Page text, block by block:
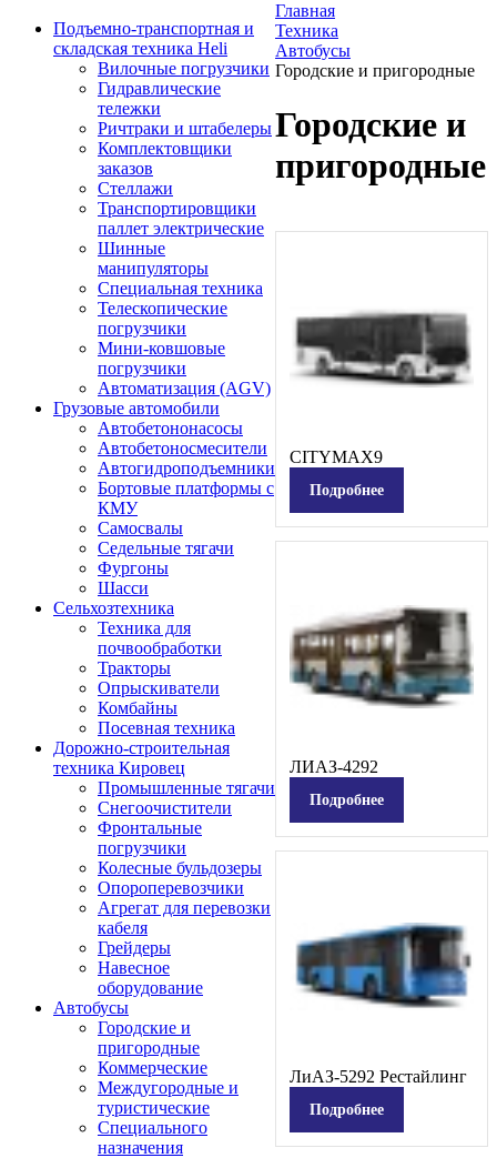
Подъемно-транспортная и
складская техника Heli
Вилочные погрузчики
Гидравлические
тележки
Ричтраки и штабелеры
Комплектовщики
заказов
Стеллажи
Транспортировщики
паллет электрические
Шинные
манипуляторы
Специальная техника
Телескопические
погрузчики
Мини-ковшовые
погрузчики
Автоматизация (AGV)
Грузовые автомобили
Автобетононасосы
Автобетоносмесители
Автогидроподъемники
Бортовые платформы с
КМУ
Самосвалы
Седельные тягачи
Фургоны
Шасси
Сельхозтехника
Техника для
почвообработки
Тракторы
Опрыскиватели
Комбайны
Посевная техника
Дорожно-строительная
техника Кировец
Промышленные тягачи
Снегоочистители
Фронтальные
погрузчики
Колесные бульдозеры
Опороперевозчики
Агрегат для перевозки
кабеля
Грейдеры
Навесное
оборудование
Автобусы
Городские и
пригородные
Коммерческие
Междугородные и
туристические
Специального
назначения
Главная
Техника
Автобусы
Городские и пригородные
Городские и
пригородные
CITYMAX9
Подробнее
ЛИАЗ-4292
Подробнее
ЛиАЗ-5292 Рестайлинг
Подробнее